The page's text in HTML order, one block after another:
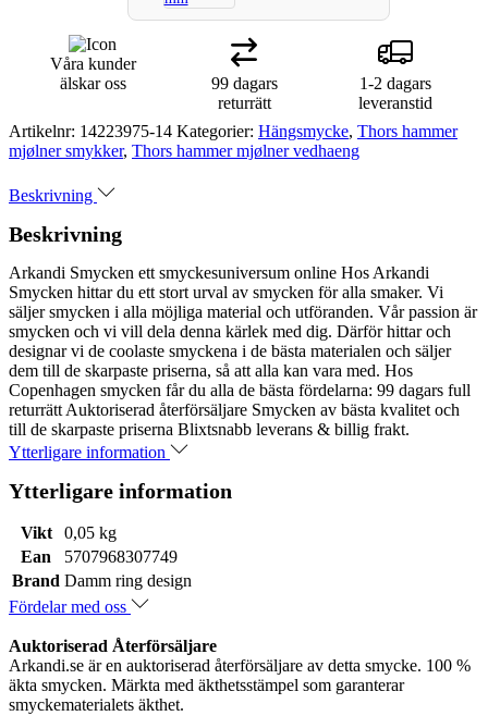
mängdVåra kunder
älskar oss
99 dagars
returrätt
1-2 dagars
leveranstid
Artikelnr: 14223975-14 Kategorier: Hängsmycke, Thors hammer
mjølner smykker, Thors hammer mjølner vedhaeng
Beskrivning
Beskrivning
Arkandi Smycken ett smyckesuniversum online Hos Arkandi
Smycken hittar du ett stort urval av smycken för alla smaker. Vi
säljer smycken i alla möjliga material och utföranden. Vår passion är
smycken och vi vill dela denna kärlek med dig. Därför hittar och
designar vi de coolaste smyckena i de bästa materialen och säljer
dem till de skarpaste priserna, så att alla kan vara med. Hos
Copenhagen smycken får du alla de bästa fördelarna: 99 dagars full
returrätt Auktoriserad återförsäljare Smycken av bästa kvalitet och
till de skarpaste priserna Blixtsnabb leverans & billig frakt.
Ytterligare information
Ytterligare information
Vikt
0,05 kg
Ean
5707968307749
Brand Damm ring design
Fördelar med oss
Auktoriserad Återförsäljare
Arkandi.se är en auktoriserad återförsäljare av detta smycke. 100 %
äkta smycken. Märkta med äkthetsstämpel som garanterar
smyckematerialets äkthet.